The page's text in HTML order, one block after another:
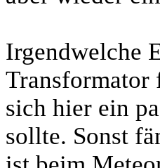
Irgendwelche
Transformator
sich hier ein
sollte. Sonst